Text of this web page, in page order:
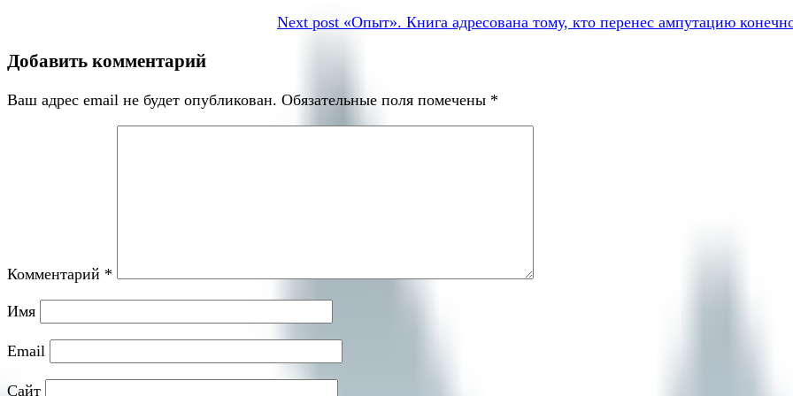
Next post «Опыт». Книга адресована тому, кто перенес ампутацию
Добавить комментарий
Ваш адрес email не будет опубликован. Обязательные поля помечены *
Комментарий *
Имя
Email
Сайт